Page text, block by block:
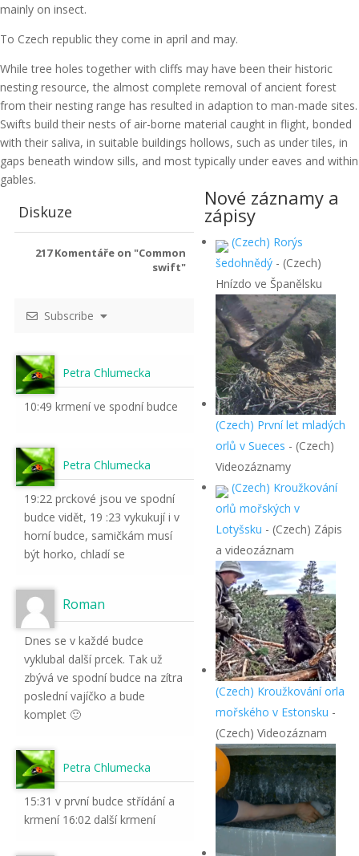
mainly on insect.
To Czech republic they come in april and may.
While tree holes together with cliffs may have been their historic
nesting resource, the almost complete removal of ancient forest
from their nesting range has resulted in adaption to man-made sites.
Swifts build their nests of air-borne material caught in flight, bonded
with their saliva, in suitable buildings hollows, such as under tiles, in
gaps beneath window sills, and most typically under eaves and within
gables.
Nové záznamy a
zápisy
(Czech) Rorýs
šedohnědý - (Czech)
Hnízdo ve Španělsku
(Czech) První let mladých
orlů v Sueces - (Czech)
Videozáznamy
(Czech) Kroužkování
orlů mořských v
Lotyšsku - (Czech) Zápis
a videozáznam
(Czech) Kroužkování orla
mořského v Estonsku -
(Czech) Videozáznam
Diskuze
217Komentáře on "Common
swift"
Subscribe
Petra Chlumecka
10:49 krmení ve spodní budce
Petra Chlumecka
19:22 prckové jsou ve spodní
budce vidět, 19 :23 vykukují i v
horní budce, samičkám musí
být horko, chladí se
Roman
Dnes se v každé budce
vyklubal další prcek. Tak už
zbývá ve spodní budce na zítra
poslední vajíčko a bude
komplet 🙂
Petra Chlumecka
15:31 v první budce střídání a
krmení 16:02 další krmení